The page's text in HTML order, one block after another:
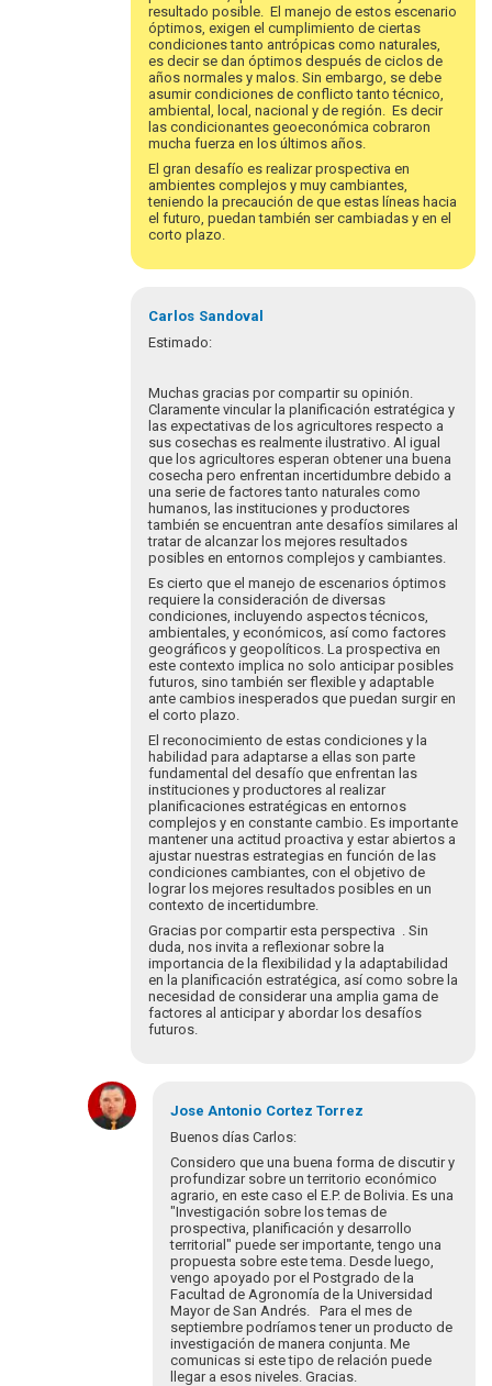
resultado posible. El manejo de estos escenario
óptimos, exigen el cumplimiento de ciertas
condiciones tanto antrópicas como naturales,
es decir se dan óptimos después de ciclos de
años normales y malos. Sin embargo, se debe
asumir condiciones de conflicto tanto técnico,
ambiental, local, nacional y de región. Es decir
las condicionantes geoeconómica cobraron
mucha fuerza en los últimos años.
El gran desafío es realizar prospectiva en
ambientes complejos y muy cambiantes,
teniendo la precaución de que estas líneas hacia
el futuro, puedan también ser cambiadas y en el
corto plazo.
Carlos Sandoval
Estimado:
Muchas gracias por compartir su opinión.
Claramente vincular la planificación estratégica y
las expectativas de los agricultores respecto a
sus cosechas es realmente ilustrativo. Al igual
que los agricultores esperan obtener una buena
cosecha pero enfrentan incertidumbre debido a
una serie de factores tanto naturales como
humanos, las instituciones y productores
también se encuentran ante desafíos similares al
tratar de alcanzar los mejores resultados
posibles en entornos complejos y cambiantes.
Es cierto que el manejo de escenarios óptimos
requiere la consideración de diversas
condiciones, incluyendo aspectos técnicos,
ambientales, y económicos, así como factores
geográficos y geopolíticos. La prospectiva en
este contexto implica no solo anticipar posibles
futuros, sino también ser flexible y adaptable
ante cambios inesperados que puedan surgir en
el corto plazo.
El reconocimiento de estas condiciones y la
habilidad para adaptarse a ellas son parte
fundamental del desafío que enfrentan las
instituciones y productores al realizar
planificaciones estratégicas en entornos
complejos y en constante cambio. Es importante
mantener una actitud proactiva y estar abiertos a
ajustar nuestras estrategias en función de las
condiciones cambiantes, con el objetivo de
lograr los mejores resultados posibles en un
contexto de incertidumbre.
Gracias por compartir esta perspectiva . Sin
duda, nos invita a reflexionar sobre la
importancia de la flexibilidad y la adaptabilidad
en la planificación estratégica, así como sobre la
necesidad de considerar una amplia gama de
factores al anticipar y abordar los desafíos
futuros.
respuesta
Jose Antonio Cortez Torrez
Buenos días Carlos:
Considero que una buena forma de discutir y
profundizar sobre un territorio económico
agrario, en este caso el E.P. de Bolivia. Es una
"Investigación sobre los temas de
prospectiva, planificación y desarrollo
territorial" puede ser importante, tengo una
propuesta sobre este tema. Desde luego,
vengo apoyado por el Postgrado de la
Facultad de Agronomía de la Universidad
Mayor de San Andrés. Para el mes de
septiembre podríamos tener un producto de
investigación de manera conjunta. Me
comunicas si este tipo de relación puede
llegar a esos niveles. Gracias.